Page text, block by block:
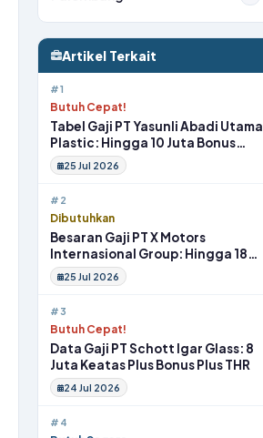
Artikel Terkait
#1
Butuh Cepat!
Tabel Gaji PT Yasunli Abadi Utama
Plastic: Hingga 10 Juta Bonus
Melimpah Lengkap Tunjangan
25 Jul 2026
#2
Dibutuhkan
Besaran Gaji PT X Motors
Internasional Group: Hingga 18
Juta Gym Membership Makan
Siang
25 Jul 2026
#3
Butuh Cepat!
Data Gaji PT Schott Igar Glass: 8
Juta Keatas Plus Bonus Plus THR
24 Jul 2026
#4